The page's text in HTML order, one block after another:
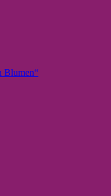
Blumen“